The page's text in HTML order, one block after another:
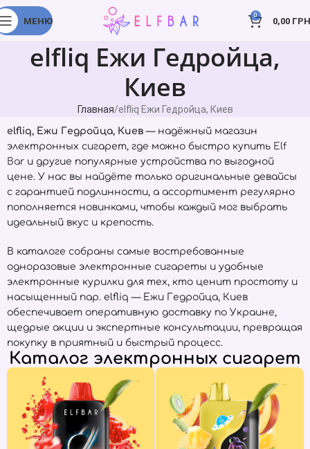
МЕНЮ
0
0,00
elfliq Ежи Гедройца,
Киев
Главная elfliq Ежи Гедройца, Киев
elfliq, Ежи Гедройца, Киев — надёжный магазин
электронных сигарет, где можно быстро купить Elf
Bar и другие популярные устройства по выгодной
цене. У нас вы найдёте только оригинальные девайсы
с гарантией подлинности, а ассортимент регулярно
пополняется новинками, чтобы каждый мог выбрать
идеальный вкус и крепость.
В каталоге собраны самые востребованные
одноразовые электронные сигареты и удобные
электронные курилки для тех, кто ценит простоту и
насыщенный пар. elfliq — Ежи Гедройца, Киев
обеспечивает оперативную доставку по Украине,
щедрые акции и экспертные консультации, превращая
покупку в приятный и быстрый процесс.
Каталог электронных сигарет